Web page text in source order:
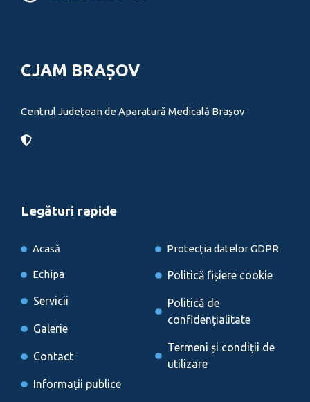
CJAM BRAȘOV
Centrul Județean de Aparatură Medicală Brașov
Legături rapide
Acasă
Echipa
Servicii
Galerie
Contact
Informații publice
Protecția datelor GDPR
Politică fișiere cookie
Politică de
confidențialitate
Termeni și condiții de
utilizare